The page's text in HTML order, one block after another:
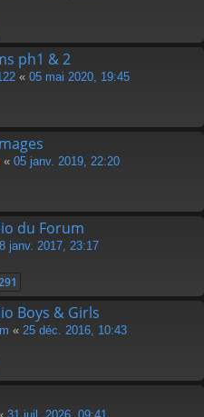
ph1 & 2
« 05 mai 2020, 19:45
« 05 janv. 2019, 22:20
du Forum
janv. 2017, 23:17
Boys & Girls
« 25 déc. 2016, 10:43
31 juil. 2026, 09:41